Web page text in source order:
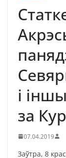
і
за
07.04.2019
Заўтра, 8